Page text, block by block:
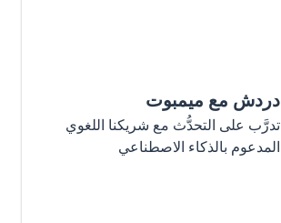
دردش مع ميمبوت
تدرَّب على التحدُّث مع شريكنا اللغوي
المدعوم بالذكاء الاصطناعي